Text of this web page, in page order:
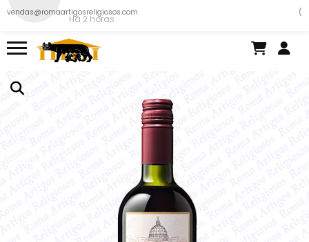
vendas@romaartigosreligiosos.com (
Miguel .acabou de comprar!
Colarinho romano duplo
Há 2 horas